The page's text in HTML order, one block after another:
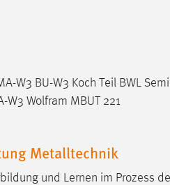
W3 BU-W3 Koch Teil BWL
W3 Wolfram MBUT 221
Metalltechnik
und Lernen im Prozess